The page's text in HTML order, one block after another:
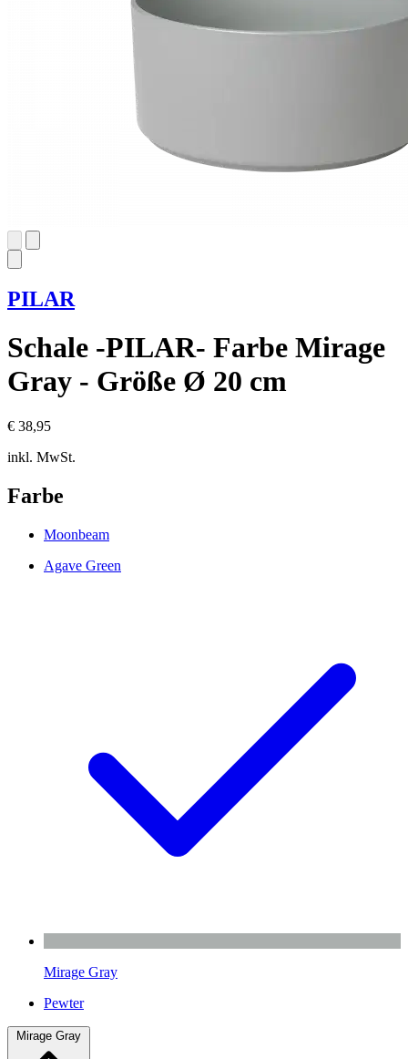
PILAR
Schale -PILAR- Farbe Mirage
Gray - Größe Ø 20 cm
€ 38,95
inkl. MwSt.
Farbe
Moonbeam
Agave Green
Mirage Gray
Pewter
Mirage Gray